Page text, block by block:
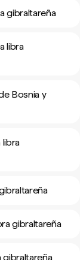
gibraltareña
libra
Bosnia y
libra
gibraltareña
gibraltareña